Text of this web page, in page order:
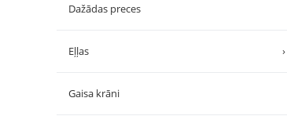
Dažādas preces
Eļļas ›
Gaisa krāni